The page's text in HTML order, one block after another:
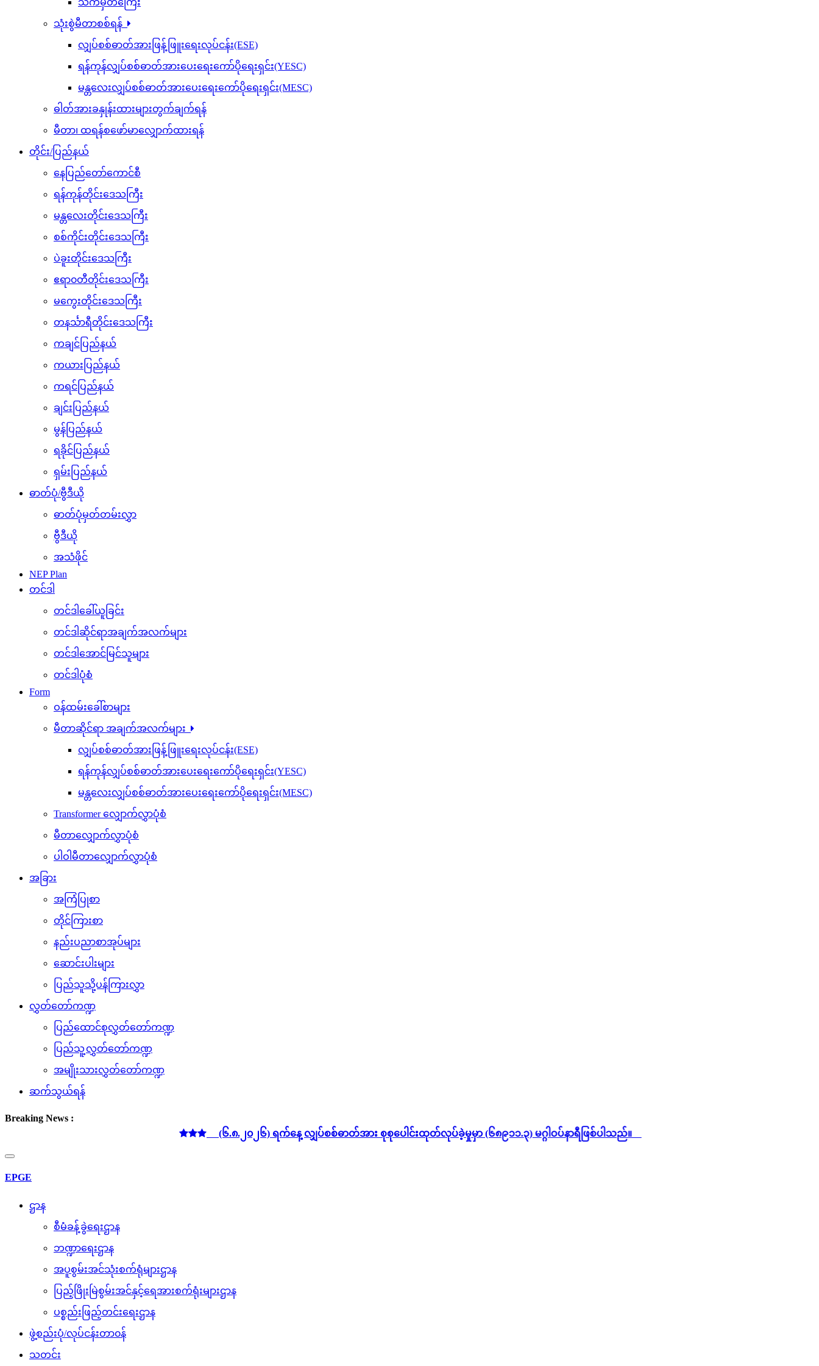
သက်မှတ်ကြေး
သုံးစွဲမီတာစစ်ရန်
လျှပ်စစ်ဓာတ်အားဖြန့်ဖြူးရေးလုပ်ငန်း(ESE)
ရန်ကုန်လျှပ်စစ်ဓာတ်အားပေးရေးကော်ပိုရေးရှင်း(YESC)
မန္တလေးလျှပ်စစ်ဓာတ်အားပေးရေးကော်ပိုရေးရှင်း(MESC)
ဓါတ်အားခနှုန်းထားများတွက်ချက်ရန်
မီတာ၊ ထရန်စဖော်မာလျှောက်ထားရန်
တိုင်း/ပြည်နယ်
နေပြည်တော်ကောင်စီ
ရန်ကုန်တိုင်းဒေသကြီး
မန္တလေးတိုင်းဒေသကြီး
စစ်ကိုင်းတိုင်းဒေသကြီး
ပဲခူးတိုင်းဒေသကြီး
ဧရာ၀တီတိုင်းဒေသကြီး
မကွေးတိုင်းဒေသကြီး
တနင်္သာရီတိုင်းဒေသကြီး
ကချင်ပြည်နယ်
ကယားပြည်နယ်
ကရင်ပြည်နယ်
ချင်းပြည်နယ်
မွန်ပြည်နယ်
ရခိုင်ပြည်နယ်
ရှမ်းပြည်နယ်
ဓာတ်ပုံ/ဗွီဒီယို
ဓာတ်ပုံမှတ်တမ်းလွှာ
ဗွီဒီယို
အသံဖိုင်
NEP Plan
တင်ဒါ
တင်ဒါခေါ်ယူခြင်း
တင်ဒါဆိုင်ရာအချက်အလက်များ
တင်ဒါအောင်မြင်သူများ
တင်ဒါပုံစံ
Form
ဝန်ထမ်းခေါ်စာများ
မီတာဆိုင်ရာ အချက်အလက်များ
လျှပ်စစ်ဓာတ်အားဖြန့်ဖြူးရေးလုပ်ငန်း(ESE)
ရန်ကုန်လျှပ်စစ်ဓာတ်အားပေးရေးကော်ပိုရေးရှင်း(YESC)
မန္တလေးလျှပ်စစ်ဓာတ်အားပေးရေးကော်ပိုရေးရှင်း(MESC)
Transformer လျှောက်လွှာပုံစံ
မီတာလျှောက်လွှာပုံစံ
ပါဝါမီတာလျှောက်လွှာပုံစံ
အခြား
အကြံပြုစာ
တိုင်ကြားစာ
နည်းပညာစာအုပ်များ
ဆောင်းပါးများ
ပြည်သူသို့ပန်ကြားလွှာ
လွှတ်တော်ကဏ္ဍ
ပြည်ထောင်စုလွှတ်တော်ကဏ္ဍ
ပြည်သူ့လွှတ်တော်ကဏ္ဍ
အမျိုးသားလွှတ်တော်ကဏ္ဍ
ဆက်သွယ်ရန်
Breaking News :
(၆.၈.၂၀၂၆) ရက်နေ့ လျှပ်စစ်ဓာတ်အား စုစုပေါင်းထုတ်လုပ်ခဲ့မှုမှာ (၆၈၉၁၁.၃) မဂ္ဂါဝပ်နာရီဖြစ်ပါသည်။
Toggle
EPGE
ဌာန
စီမံခန့်ခွဲရေးဌာန
ဘဏ္ဍာရေးဌာန
အပူစွမ်းအင်သုံးစက်ရုံများဌာန
ပြည့်ဖြိုးမြဲစွမ်းအင်နှင့်ရေအားစက်ရုံးများဌာန
ပစ္စည်းဖြည့်တင်းရေးဌာန
ဖွဲ့စည်းပုံ/လုပ်ငန်းတာ၀န်
သတင်း